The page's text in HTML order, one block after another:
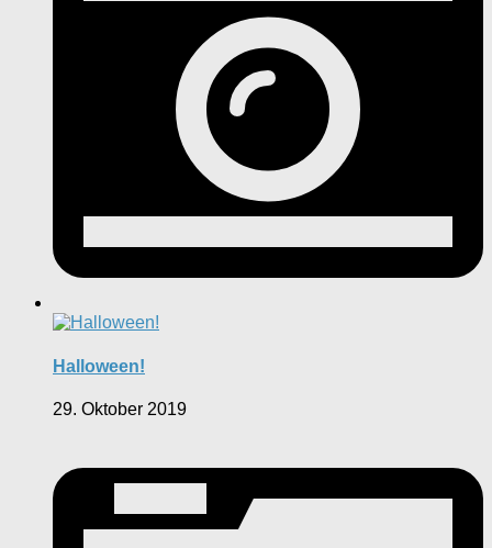
Halloween!
29. Oktober 2019